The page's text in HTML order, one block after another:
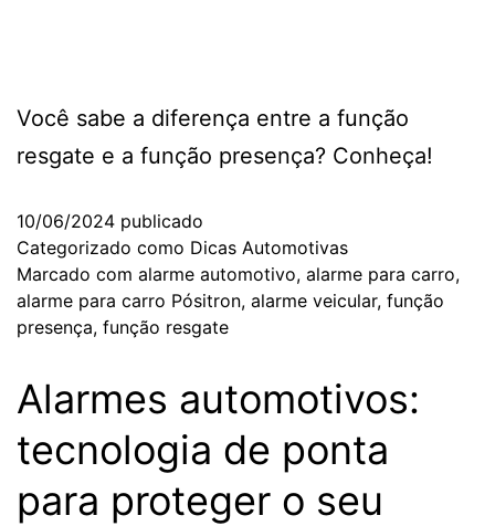
Você sabe a diferença entre a função
resgate e a função presença? Conheça!
10/06/2024 publicado
Categorizado como Dicas Automotivas
Marcado com alarme automotivo, alarme para carro,
alarme para carro Pósitron, alarme veicular, função
presença, função resgate
Alarmes automotivos:
tecnologia de ponta
para proteger o seu